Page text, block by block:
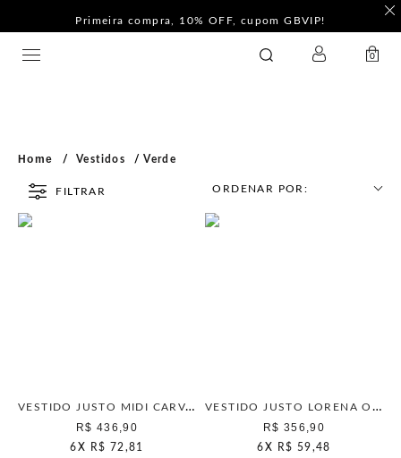
Primeira compra, 10% OFF, cupom GBVIP!
0
Home Vestidos Verde
FILTRAR ORDENAR POR:
VESTIDO JUSTO MIDI CARVALHO
R$ 436,90
6 X R$ 72,81
VESTIDO JUSTO LORENA OLIVA
R$ 356,90
6 X R$ 59,48